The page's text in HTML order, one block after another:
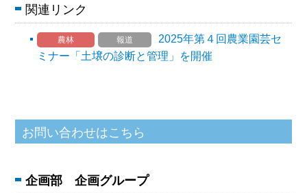
関連リンク
農林 報道
2025年第４回農業園芸セ
ミナー「土壌の診断と管理」を開催
企画部 企画グループ